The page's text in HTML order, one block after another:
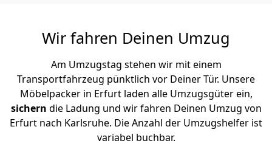
Wir fahren Deinen Umzug
Am Umzugstag stehen wir mit einem
Transportfahrzeug pünktlich vor Deiner Tür. Unsere
Möbelpacker in Erfurt laden alle Umzugsgüter ein,
sichern die Ladung und wir fahren Deinen Umzug von
Erfurt nach Karlsruhe. Die Anzahl der Umzugshelfer ist
variabel buchbar.